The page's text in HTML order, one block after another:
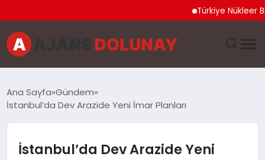
Türkiye Nükleer Bilim
EKONOMI
Ana Sayfa Gündem
İstanbul’da Dev Arazide Yeni İmar Planları
İstanbul’da Dev Arazide Yeni